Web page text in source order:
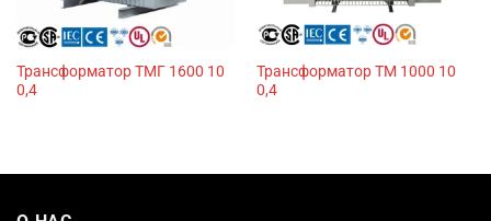
Трансформатор ТМГ 1600 10
0,4
Трансформатор ТМ 1000 10
0,4